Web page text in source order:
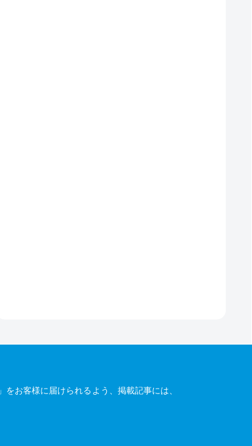
お客様に届けられるよう、掲載記事には、